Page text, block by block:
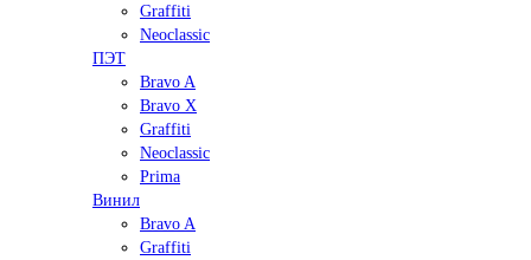
Graffiti
Neoclassic
ПЭТ
Bravo A
Bravo X
Graffiti
Neoclassic
Prima
Винил
Bravo A
Graffiti